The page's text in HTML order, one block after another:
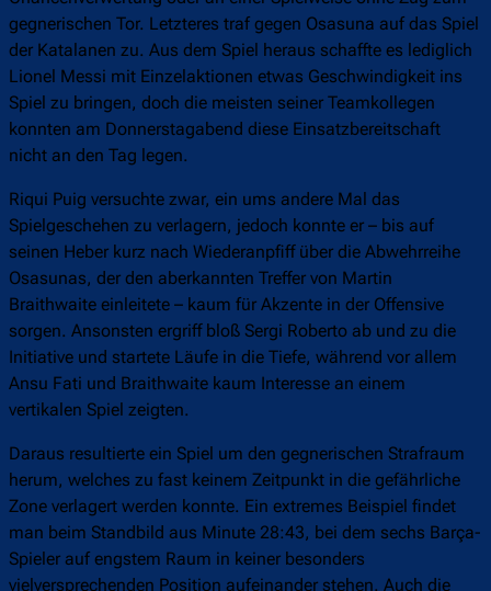
gegnerischen Tor. Letzteres traf gegen Osasuna auf das Spiel
der Katalanen zu. Aus dem Spiel heraus schaffte es lediglich
Lionel Messi mit Einzelaktionen etwas Geschwindigkeit ins
Spiel zu bringen, doch die meisten seiner Teamkollegen
konnten am Donnerstagabend diese Einsatzbereitschaft
nicht an den Tag legen.
Riqui Puig versuchte zwar, ein ums andere Mal das
Spielgeschehen zu verlagern, jedoch konnte er – bis auf
seinen Heber kurz nach Wiederanpfiff über die Abwehrreihe
Osasunas, der den aberkannten Treffer von Martin
Braithwaite einleitete – kaum für Akzente in der Offensive
sorgen. Ansonsten ergriff bloß Sergi Roberto ab und zu die
Initiative und startete Läufe in die Tiefe, während vor allem
Ansu Fati und Braithwaite kaum Interesse an einem
vertikalen Spiel zeigten.
Daraus resultierte ein Spiel um den gegnerischen Strafraum
herum, welches zu fast keinem Zeitpunkt in die gefährliche
Zone verlagert werden konnte. Ein extremes Beispiel findet
man beim Standbild aus Minute 28:43, bei dem sechs Barça-
Spieler auf engstem Raum in keiner besonders
vielversprechenden Position aufeinander stehen. Auch die